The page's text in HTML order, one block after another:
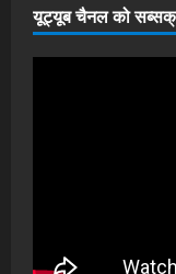
यूट्यूब चैनल को